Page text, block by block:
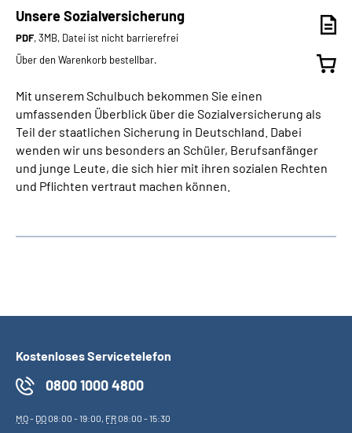
Unsere Sozialversicherung
PDF, 3MB, Datei ist nicht barrierefrei
Über den Warenkorb bestellbar.
Mit unserem Schulbuch bekommen Sie einen
umfassenden Überblick über die Sozialversicherung als
Teil der staatlichen Sicherung in Deutschland. Dabei
wenden wir uns besonders an Schüler, Berufsanfänger
und junge Leute, die sich hier mit ihren sozialen Rechten
und Pflichten vertraut machen können.
Kostenloses Servicetelefon
0800 1000 4800
MO- DO08:00 - 19:00, FR08:00 - 15:30